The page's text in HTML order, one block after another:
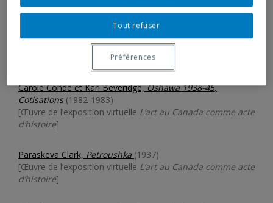
[Œuvre de la Petite collection]
Marie-Pier Théberge. ArtisMe® Store(2012)
[Archives de l’exposition]
Carole Condé et Karl Beveridge,Oshawa 1938-45,
Cotisations (1982-1983)
[Œuvre de l’exposition virtuelle L’art au Canada comme acte
d’histoire]
Paraskeva Clark, Petroushka (1937)
[Œuvre de l’exposition virtuelle L’art au Canada comme acte
d’histoire]
Tout refuser
Préférences